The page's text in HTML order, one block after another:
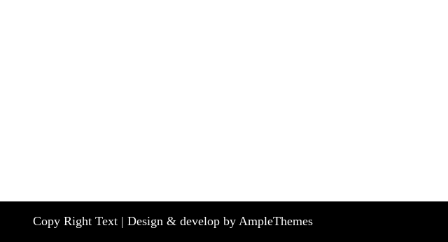
Copy Right Text | Design & develop by AmpleThemes